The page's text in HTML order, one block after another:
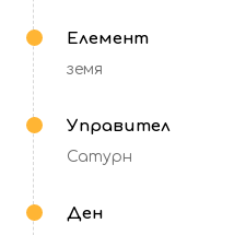
Елемент
земя
Управител
Сатурн
Ден